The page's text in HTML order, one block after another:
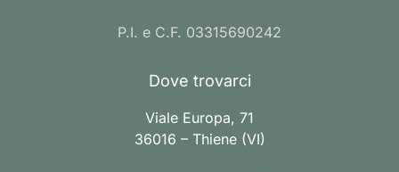
P.I. e C.F. 03315690242
Dove trovarci
Viale Europa, 71
36016 – Thiene (VI)